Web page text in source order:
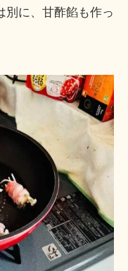
別に、甘酢餡も作っ